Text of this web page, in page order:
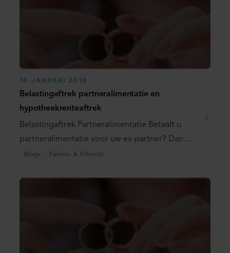
16 JANUARI 2019
Belastingaftrek partneralimentatie en
hypotheekrenteaftrek
Belastingaftrek Partneralimentatie Betaalt u
partneralimentatie voor uw ex-partner? Dan
mag u deze ...
Blogs Familie- & Erfrecht